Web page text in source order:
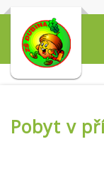
Pobyt v